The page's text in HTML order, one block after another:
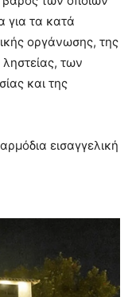
για τα κατά
οργάνωσης, της
των
και της
εισαγγελική
σύλληψη